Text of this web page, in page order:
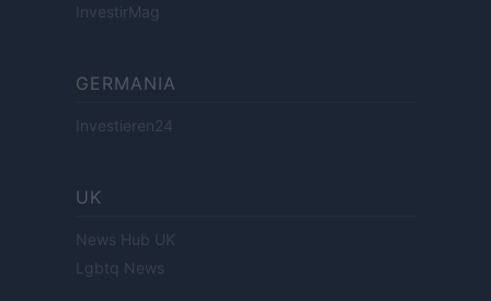
InvestirMag
GERMANIA
Investieren24
UK
News Hub UK
Lgbtq News